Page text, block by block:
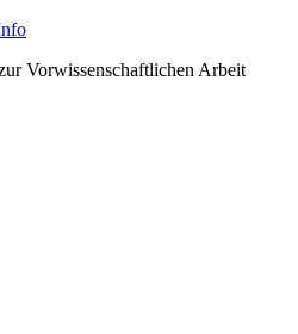
Vorwissenschaftlichen Arbeit